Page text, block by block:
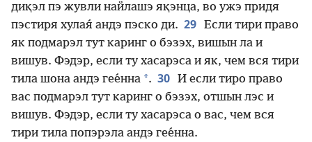
диқэл пэ жувли найлашэ яқэнца, во ужэ придя
пэстиря хулая́ андэ пэско ди. 29 Если тири право
як подмарэл тут каринг о бэзэх, вишын ла и
вишув. Фэдэр, если ту хасарэса и як, чем вся тири
тила шона андэ гее́нна *. 30 И если тиро право
вас подмарэл тут каринг о бэзэх, отшын лэс и
вишув. Фэдэр, если ту хасарэса о вас, чем вся
тири тила попэрэла андэ гее́нна.